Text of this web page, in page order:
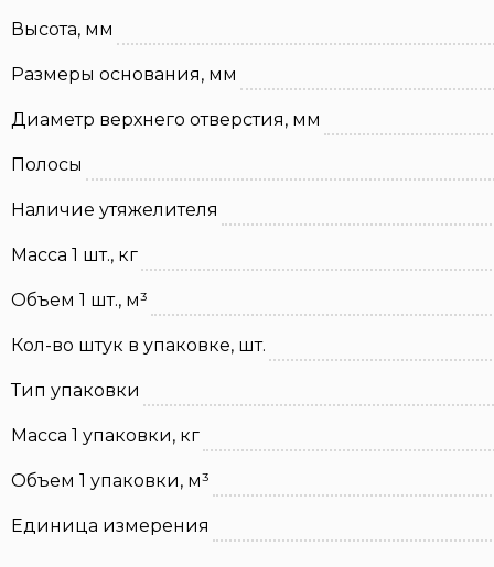
Высота, мм
Размеры основания, мм
Диаметр верхнего отверстия, мм
Полосы
Наличие утяжелителя
Масса 1 шт., кг
Объем 1 шт., м³
Кол-во штук в упаковке, шт.
Тип упаковки
Масса 1 упаковки, кг
Объем 1 упаковки, м³
Единица измерения